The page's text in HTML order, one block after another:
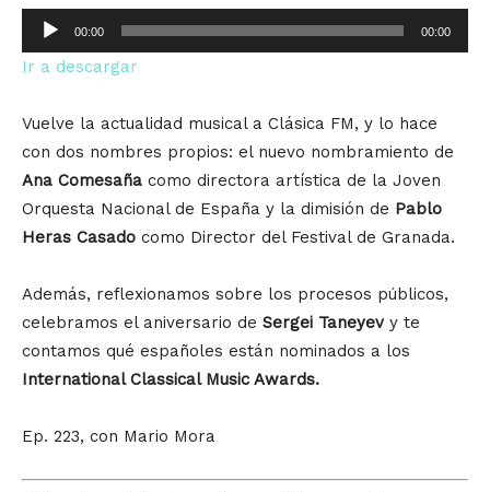
Reproductor
de
audio
00:00 00:00
Ir a descargar
Vuelve la actualidad musical a Clásica FM, y lo hace
con dos nombres propios: el nuevo nombramiento de
Ana Comesaña como directora artística de la Joven
Orquesta Nacional de España y la dimisión de Pablo
Heras Casado como Director del Festival de Granada.
Además, reflexionamos sobre los procesos públicos,
celebramos el aniversario de Sergei Taneyevy te
contamos qué españoles están nominados a los
International Classical Music Awards.
Ep. 223, con Mario Mora